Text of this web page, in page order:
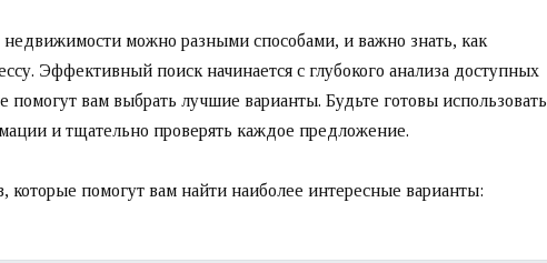
можно разными способами, и важно знать, как
Эффективный поиск начинается с глубокого анализа доступных
помогут вам выбрать лучшие варианты. Будьте готовы использовать
и тщательно проверять каждое предложение.
которые помогут вам найти наиболее интересные варианты: